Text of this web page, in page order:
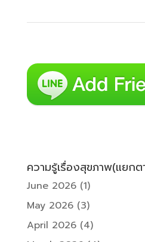
ความรู้เรื่องสุขภาพ(แยกต
June 2026(1)
May 2026(3)
April 2026(4)